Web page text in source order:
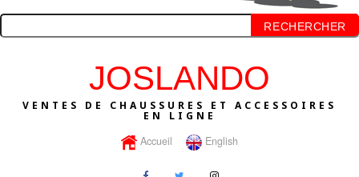
RECHERCHER
JOSLANDO
VENTES DE CHAUSSURES ET ACCESSOIRES
EN LIGNE
Accueil English